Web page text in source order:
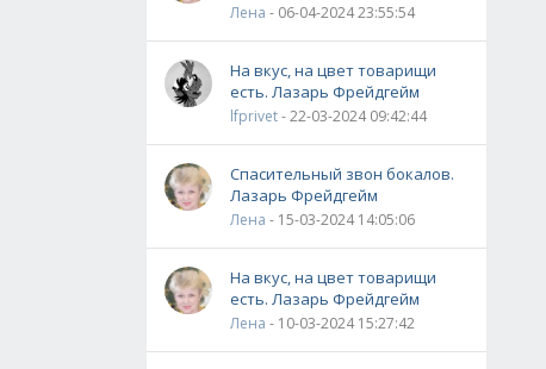
Лена - 06-04-2024 23:55:54
На вкус, на цвет товарищи
есть. Лазарь Фрейдгейм
lfprivet- 22-03-2024 09:42:44
Спасительный звон бокалов.
Лазарь Фрейдгейм
Лена - 15-03-2024 14:05:06
На вкус, на цвет товарищи
есть. Лазарь Фрейдгейм
Лена - 10-03-2024 15:27:42